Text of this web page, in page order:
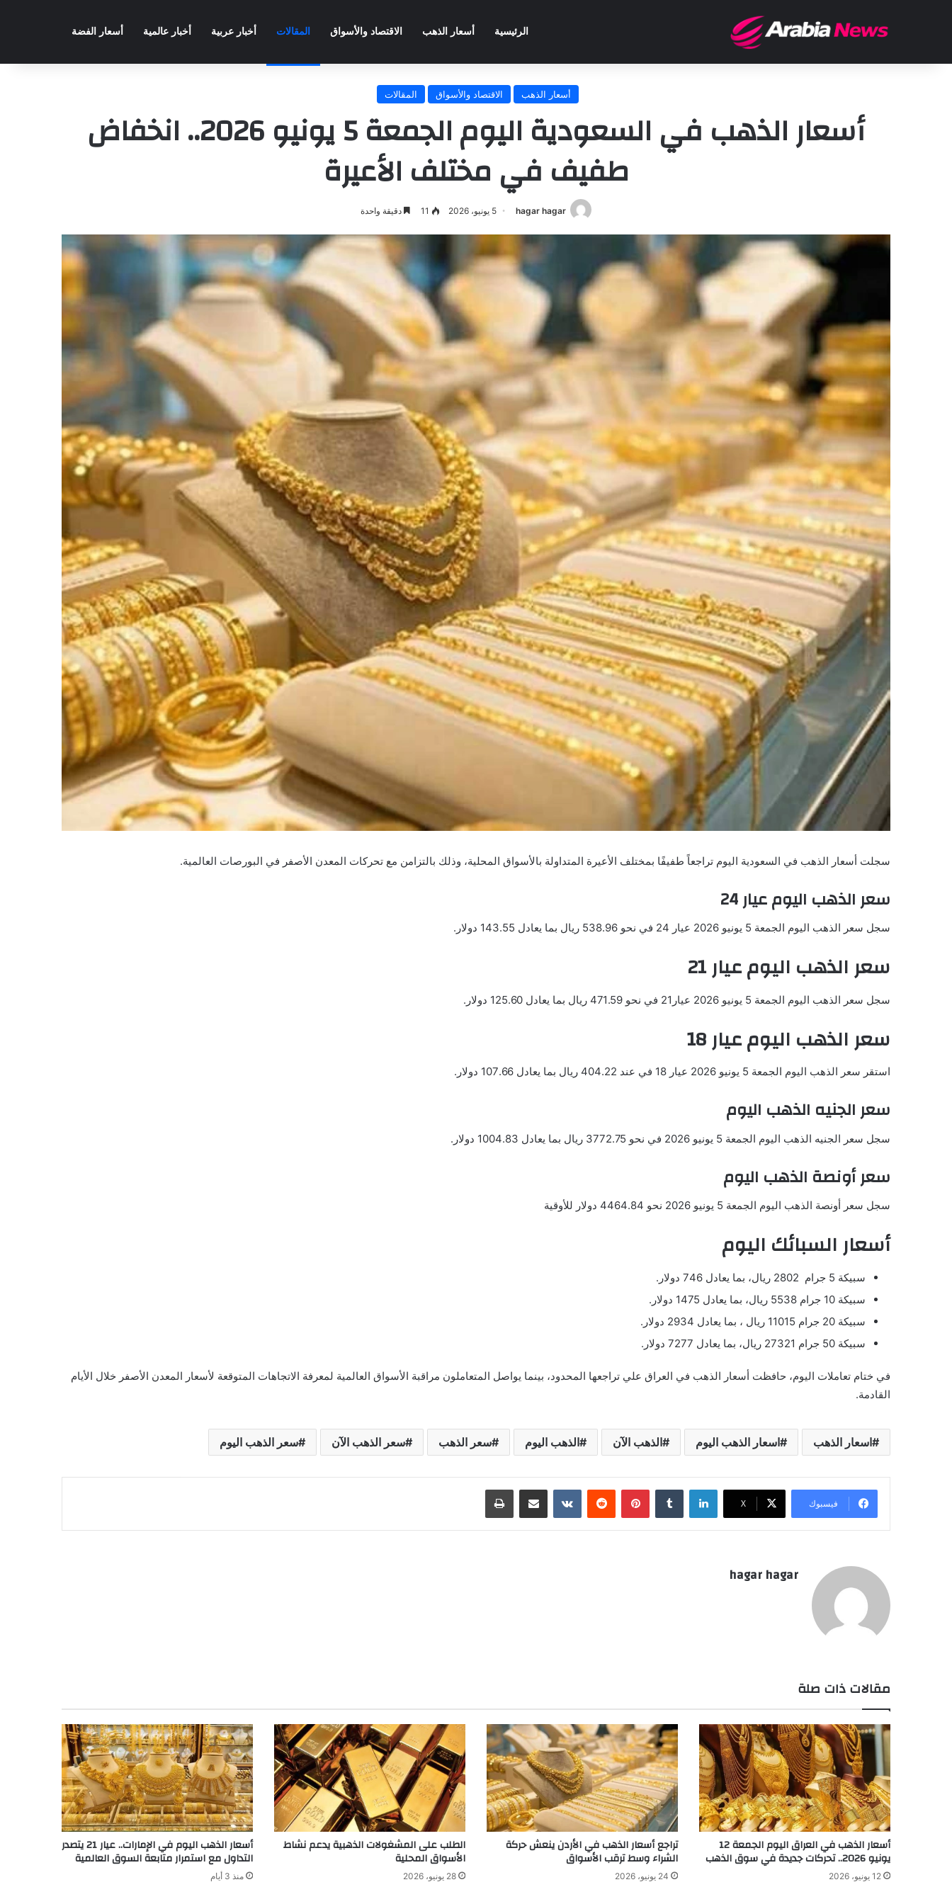
الرئيسية أسعار الذهب الاقتصاد والأسواق المقالات أخبار عربية أخبار عالمية أسعار الفضة
أسعار الذهب الاقتصاد والأسواق المقالات
أسعار الذهب في السعودية اليوم الجمعة 5 يونيو 2026.. انخفاض
طفيف في مختلف الأعيرة
hagar hagar 5 يونيو، 2026 11 دقيقة واحدة
سجلت أسعار الذهب في السعودية اليوم تراجعاً طفيفًا بمختلف الأعيرة المتداولة بالأسواق المحلية، وذلك بالتزامن مع تحركات المعدن الأصفر في البورصات العالمية.
سعر الذهب اليوم عيار 24
سجل سعر الذهب اليوم الجمعة 5 يونيو 2026 عيار 24 في نحو 538.96 ريال بما يعادل 143.55 دولار.
سعر الذهب اليوم عيار 21
سجل سعر الذهب اليوم الجمعة 5 يونيو 2026 عيار21 في نحو 471.59 ريال بما يعادل 125.60 دولار.
سعر الذهب اليوم عيار 18
استقر سعر الذهب اليوم الجمعة 5 يونيو 2026 عيار 18 في عند 404.22 ريال بما يعادل 107.66 دولار.
سعر الجنيه الذهب اليوم
سجل سعر الجنيه الذهب اليوم الجمعة 5 يونيو 2026 في نحو 3772.75 ريال بما يعادل 1004.83 دولار.
سعر أونصة الذهب اليوم
سجل سعر أونصة الذهب اليوم الجمعة 5 يونيو 2026 نحو 4464.84 دولار للأوقية
أسعار السبائك اليوم
سبيكة 5 جرام 2802 ريال، بما يعادل 746 دولار.
سبيكة 10 جرام 5538 ريال، بما يعادل 1475 دولار.
سبيكة 20 جرام 11015 ريال ، بما يعادل 2934 دولار.
سبيكة 50 جرام 27321 ريال، بما يعادل 7277 دولار.
في ختام تعاملات اليوم، حافظت أسعار الذهب في العراق علي تراجعها المحدود، بينما يواصل المتعاملون مراقبة الأسواق العالمية لمعرفة الاتجاهات المتوقعة لأسعار المعدن الأصفر خلال الأيام
القادمة.
اسعار الذهب اسعار الذهب اليوم الذهب الآن الذهب اليوم سعر الذهب سعر الذهب الآن سعر الذهب اليوم
فيسبوك ‫X
لينكدإن بينتيريست مشاركة عبر البريد طباعة
hagar hagar
مقالات ذات صلة
أسعار الذهب في العراق اليوم الجمعة 12
يونيو 2026.. تحركات جديدة في سوق الذهب
12 يونيو، 2026
تراجع أسعار الذهب في الأردن ينعش حركة
الشراء وسط ترقب الأسواق
24 يونيو، 2026
الطلب على المشغولات الذهبية يدعم نشاط
الأسواق المحلية
28 يونيو، 2026
أسعار الذهب اليوم في الإمارات.. عيار 21 يتصدر
التداول مع استمرار متابعة السوق العالمية
منذ 3 أيام